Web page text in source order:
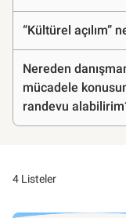
“Kültürel açılım”
Nereden
mücadele
randevu
4 Listeler